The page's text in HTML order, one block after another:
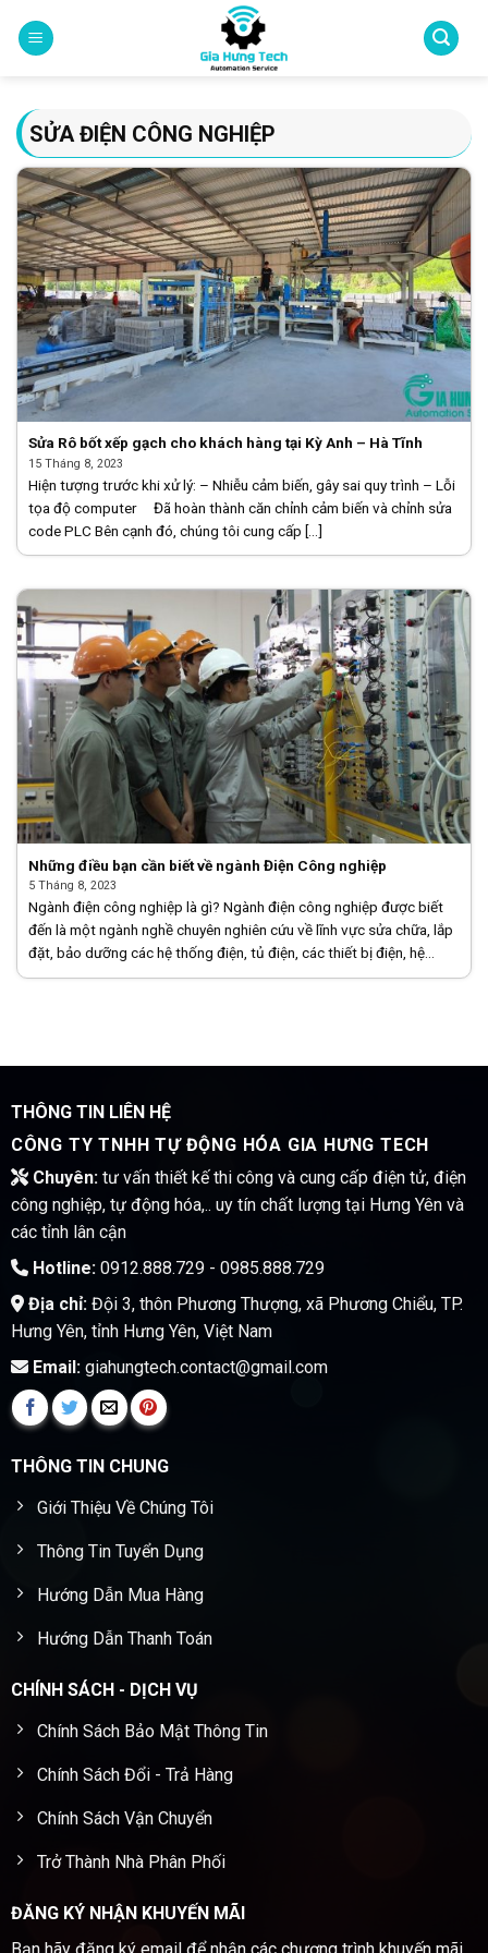
SỬA ĐIỆN CÔNG NGHIỆP
Sửa Rô bốt xếp gạch cho khách hàng tại Kỳ Anh – Hà Tĩnh
15 Tháng 8, 2023
Hiện tượng trước khi xử lý: – Nhiễu cảm biến, gây sai quy trình – Lỗi
tọa độ computer Đã hoàn thành căn chỉnh cảm biến và chỉnh sửa
code PLC Bên cạnh đó, chúng tôi cung cấp [...]
Những điều bạn cần biết về ngành Điện Công nghiệp
5 Tháng 8, 2023
Ngành điện công nghiệp là gì? Ngành điện công nghiệp được biết
đến là một ngành nghề chuyên nghiên cứu về lĩnh vực sửa chữa, lắp
đặt, bảo dưỡng các hệ thống điện, tủ điện, các thiết bị điện, hệ
thống [...]
THÔNG TIN LIÊN HỆ
CÔNG TY TNHH TỰ ĐỘNG HÓA GIA HƯNG TECH
Chuyên:tư vấn thiết kế thi công và cung cấp điện tử, điện
công nghiệp, tự động hóa,.. uy tín chất lượng tại Hưng Yên và
các tỉnh lân cận
Hotline:0912.888.729 - 0985.888.729
Địa chỉ:Đội 3, thôn Phương Thượng, xã Phương Chiểu, TP.
Hưng Yên, tỉnh Hưng Yên, Việt Nam
Email:giahungtech.contact@gmail.com
THÔNG TIN CHUNG
Giới Thiệu Về Chúng Tôi
Thông Tin Tuyển Dụng
Hướng Dẫn Mua Hàng
Hướng Dẫn Thanh Toán
CHÍNH SÁCH - DỊCH VỤ
Chính Sách Bảo Mật Thông Tin
Chính Sách Đổi - Trả Hàng
Chính Sách Vận Chuyển
Trở Thành Nhà Phân Phối
ĐĂNG KÝ NHẬN KHUYẾN MÃI